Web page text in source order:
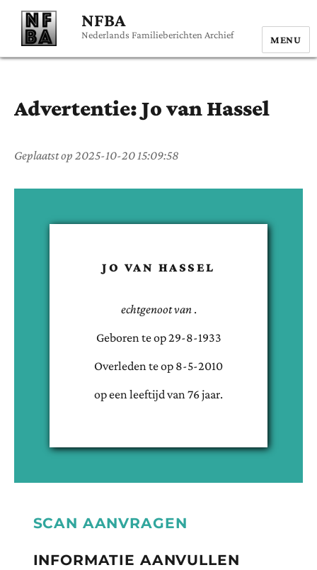
NFBA
Nederlands Familieberichten Archief MENU
Advertentie: Jo van Hassel
Geplaatst op 2025-10-20 15:09:58
JO VAN HASSEL
echtgenoot van .
Geboren teop29-8-1933
Overleden teop 8-5-2010
op een leeftijd van 76jaar.
SCAN AANVRAGEN
INFORMATIE AANVULLEN